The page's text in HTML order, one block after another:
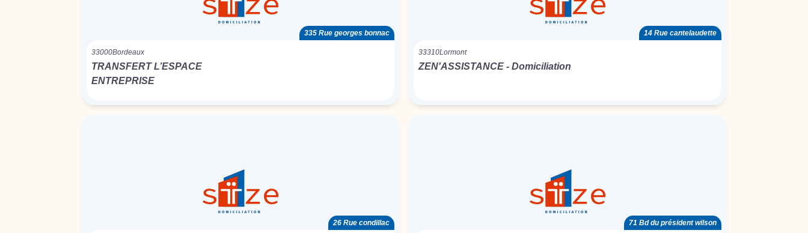
335 Rue georges bonnac
33000Bordeaux
TRANSFERT L’ESPACE
ENTREPRISE
14 Rue cantelaudette
33310Lormont
ZEN'ASSISTANCE - Domiciliation
26 Rue condillac 71 Bd du président wilson